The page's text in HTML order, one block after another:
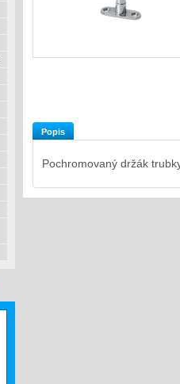
Popis
Pochromovaný držák